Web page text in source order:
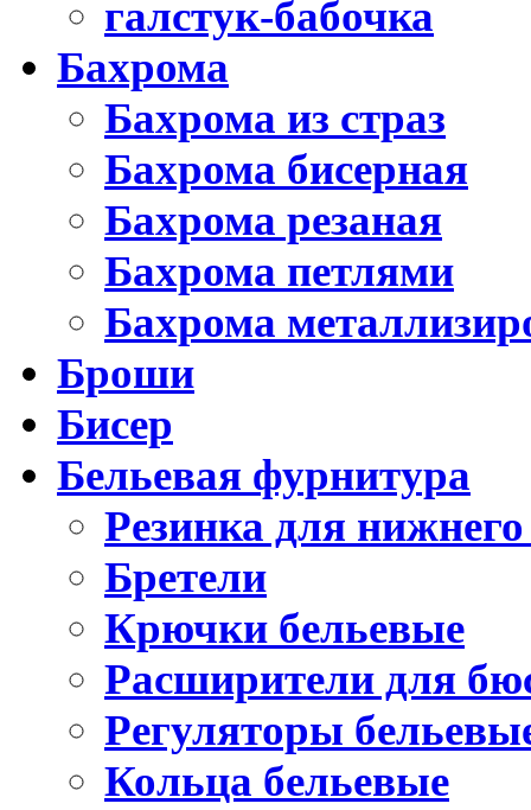
галстук-бабочка
Бахрома
Бахрома из страз
Бахрома бисерная
Бахрома резаная
Бахрома петлями
Бахрома
Броши
Бисер
Бельевая фурнитура
Резинка для
Бретели
Крючки бельевые
Расширители для
Регуляторы
Кольца бельевые